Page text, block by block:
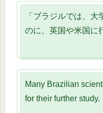
「ブラジルでは、
のに、英国や米国に
Many Brazilian
for their further study.